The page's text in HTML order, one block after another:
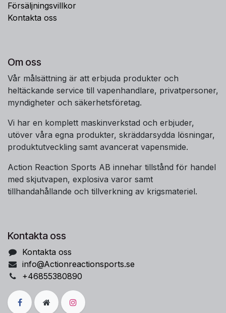
Försäljningsvillkor
Kontakta oss
Om oss
Vår målsättning är att erbjuda produkter och
heltäckande service till vapenhandlare, privatpersoner,
myndigheter och säkerhetsföretag.
Vi har en komplett maskinverkstad och erbjuder,
utöver våra egna produkter, skräddarsydda lösningar,
produktutveckling samt avancerat vapensmide.
Action Reaction Sports AB innehar tillstånd för handel
med skjutvapen, explosiva varor samt
tillhandahållande och tillverkning av krigsmateriel.
Kontakta oss
Kontakta oss
info@Actionreactionsports.se
+46855380890